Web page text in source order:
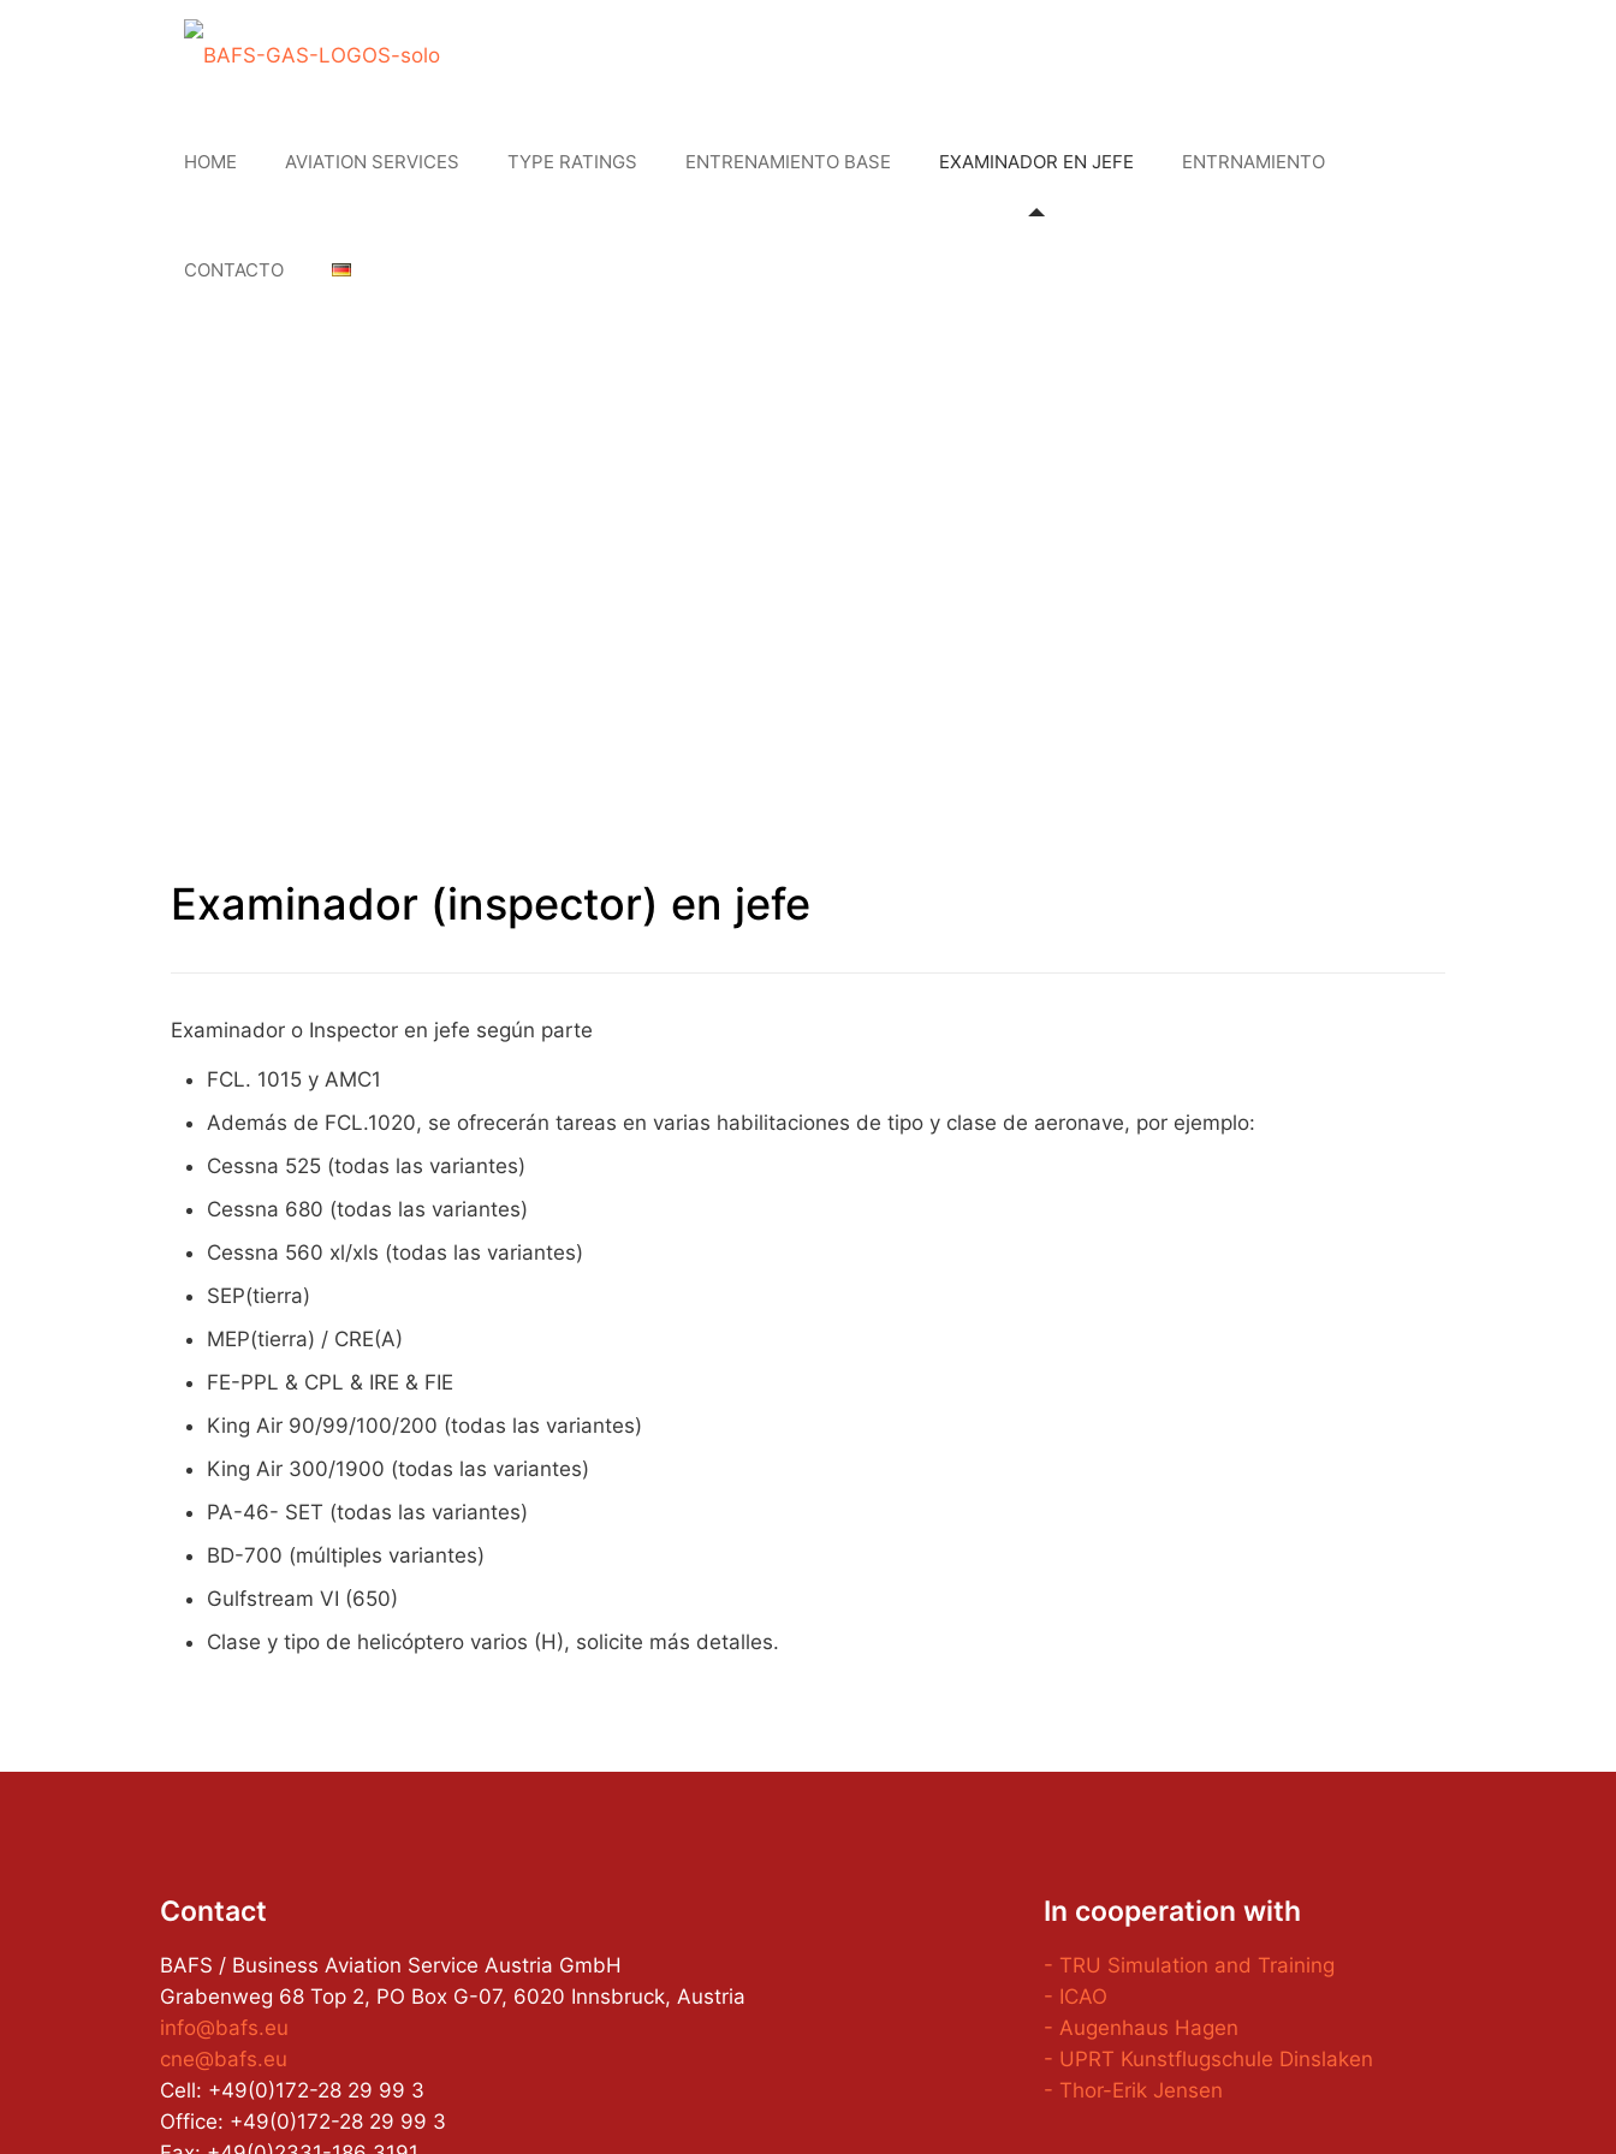
HOME AVIATION SERVICES TYPE RATINGS ENTRENAMIENTO BASE EXAMINADOR EN JEFE ENTRNAMIENTO
CONTACTO
Examinador (inspector) en jefe
Examinador o Inspector en jefe según parte
FCL. 1015 y AMC1
Además de FCL.1020, se ofrecerán tareas en varias habilitaciones de tipo y clase de aeronave, por ejemplo:
Cessna 525 (todas las variantes)
Cessna 680 (todas las variantes)
Cessna 560 xl/xls (todas las variantes)
SEP(tierra)
MEP(tierra) / CRE(A)
FE-PPL & CPL & IRE & FIE
King Air 90/99/100/200 (todas las variantes)
King Air 300/1900 (todas las variantes)
PA-46- SET (todas las variantes)
BD-700 (múltiples variantes)
Gulfstream VI (650)
Clase y tipo de helicóptero varios (H), solicite más detalles.
Contact
BAFS / Business Aviation Service Austria GmbH
Grabenweg 68 Top 2, PO Box G-07, 6020 Innsbruck, Austria
info@bafs.eu
cne@bafs.eu
Cell: +49(0)172-28 29 99 3
Office: +49(0)172-28 29 99 3
In cooperation with
- TRU Simulation and Training
- ICAO
- Augenhaus Hagen
- UPRT Kunstflugschule Dinslaken
- Thor-Erik Jensen